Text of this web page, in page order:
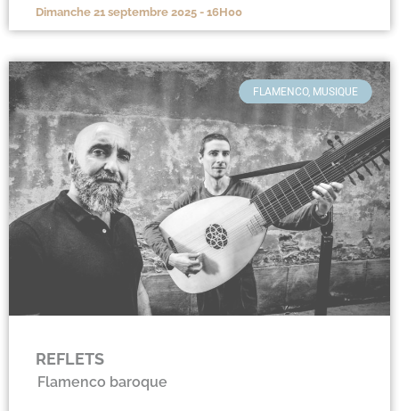
dimanche 21 septembre 2025 - 16H00
FLAMENCO, MUSIQUE
REFLETS
Flamenco baroque